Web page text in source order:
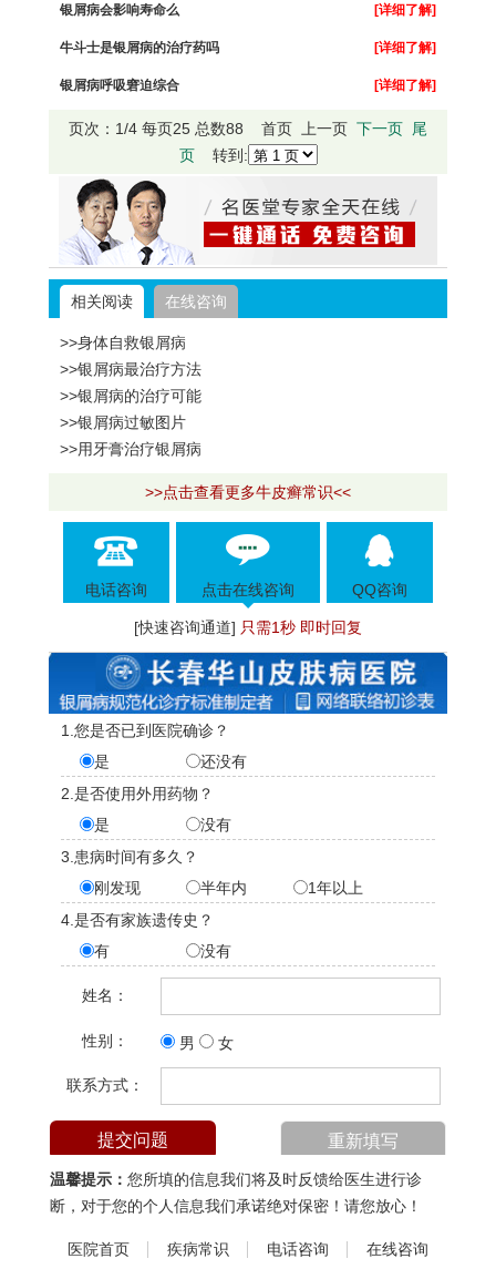
银屑病会影响寿命么 [详细了解]
牛斗士是银屑病的治疗药吗 [详细了解]
银屑病呼吸窘迫综合 [详细了解]
页次：1/4 每页25 总数88 首页 上一页 下一页 尾
页转到:
相关阅读 在线咨询
>>身体自救银屑病
>>银屑病最治疗方法
>>银屑病的治疗可能
>>银屑病过敏图片
>>用牙膏治疗银屑病
>>点击查看更多牛皮癣常识<<
电话咨询 点击在线咨询 QQ咨询
[快速咨询通道] 只需1秒 即时回复
1.您是否已到医院确诊？
是
还没有
2.是否使用外用药物？
是
没有
3.患病时间有多久？
刚发现
半年内
1年以上
4.是否有家族遗传史？
有
没有
姓名：
性别： 男 女
联系方式：
温馨提示： 您所填的信息我们将及时反馈给医生进行诊
断，对于您的个人信息我们承诺绝对保密！请您放心！
医院首页 疾病常识 电话咨询 在线咨询